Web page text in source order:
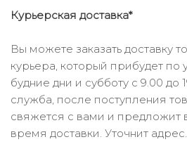
Курьерская доставка*
Вы можете заказать доставку
курьера, который прибудет по
будние дни и субботу с 9.00 до
служба, после поступления
свяжется с вами и предложит
время доставки. Уточнит адрес.